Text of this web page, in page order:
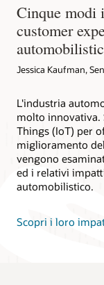
Cinque modi
customer
Jessica Kaufman,
L'industria
molto innovativa.
Things (IoT) per
miglioramento
vengono
ed i relativi
automobilistico.
Scopri i loro